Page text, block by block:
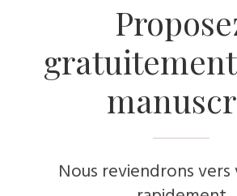
Nous reviendrons vers